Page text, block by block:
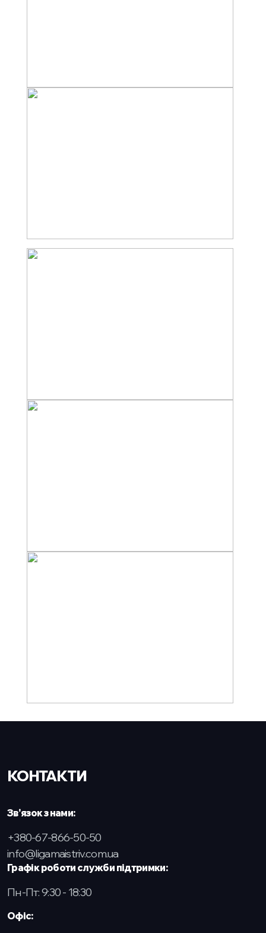
КОНТАКТИ
Зв'язок з нами:
+380-67-866-50-50
info@ligamaistriv.com.ua
Графік роботи служби підтримки:
Пн-Пт: 9:30 - 18:30
Офіс: